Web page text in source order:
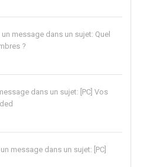
un message dans un sujet: Quel
?
dans un sujet: [PC] Vos
message dans un sujet: [PC]